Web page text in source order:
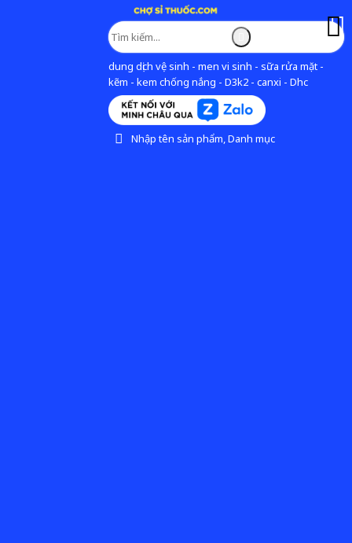
dung dịch vệ sinh - men vi sinh - sữa rửa mặt -
kẽm - kem chống nắng - D3k2 - canxi - Dhc
Nhập tên sản phẩm, Danh mục